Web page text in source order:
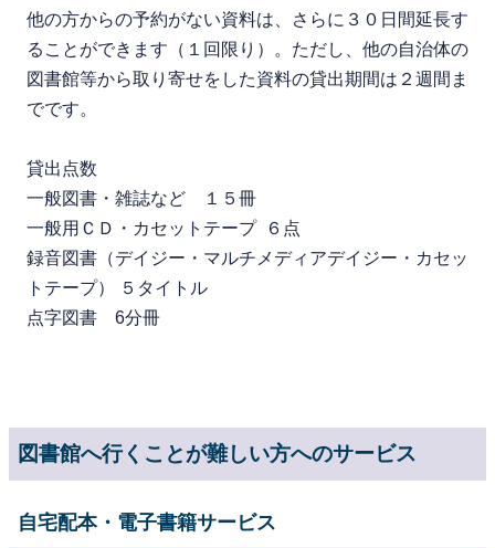
他の方からの予約がない資料は、さらに３０日間延長す
ることができます（１回限り）。ただし、他の自治体の
図書館等から取り寄せをした資料の貸出期間は２週間ま
でです。
貸出点数
一般図書・雑誌など １５冊
一般用ＣＤ・カセットテープ ６点
録音図書（デイジー・マルチメディアデイジー・カセッ
トテープ） ５タイトル
点字図書 6分冊
図書館へ行くことが難しい方へのサービス
自宅配本・電子書籍サービス